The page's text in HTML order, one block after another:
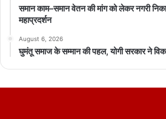
समान काम–समान वेतन की मांग को लेकर नगरी
महाप्रदर्शन
August 6, 2026
घुमंतू समाज के सम्मान की पहल, योगी सरकार ने